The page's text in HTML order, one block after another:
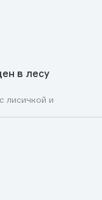
в лесу
лисичкой и